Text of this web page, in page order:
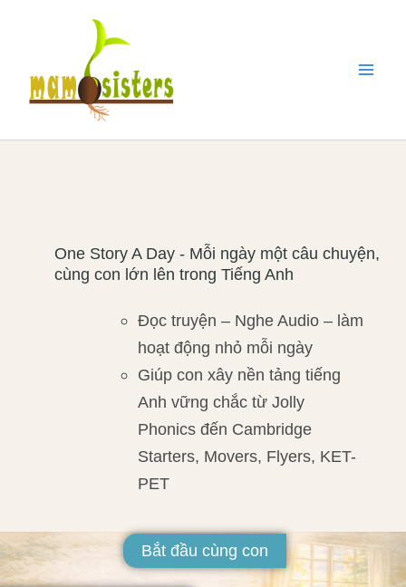
dung
One Story A Day - Mỗi ngày một câu chuyện,
cùng con lớn lên trong Tiếng Anh
Đọc truyện – Nghe Audio – làm
hoạt động nhỏ mỗi ngày
Giúp con xây nền tảng tiếng
Anh vững chắc từ Jolly
Phonics đến Cambridge
Starters, Movers, Flyers, KET-
PET
Bắt đầu cùng con